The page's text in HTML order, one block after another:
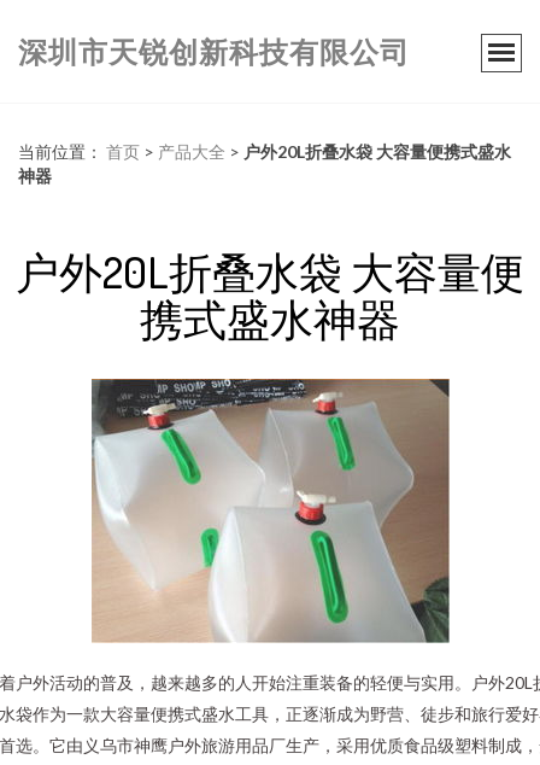
深圳市天锐创新科技有限公司
当前位置： 首页 > 产品大全 > 户外20L折叠水袋 大容量便携式盛水
神器
户外20L折叠水袋 大容量便
携式盛水神器
户外活动的普及，越来越多的人开始注重装备的轻便与实用。户外20L
袋作为一款大容量便携式盛水工具，正逐渐成为野营、徒步和旅行爱
选。它由义乌市神鹰户外旅游用品厂生产，采用优质食品级塑料制成